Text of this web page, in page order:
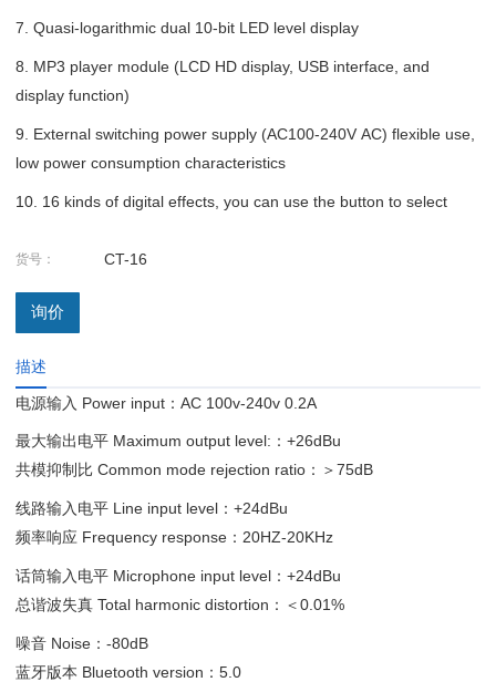
7. Quasi-logarithmic dual 10-bit LED level display
8. MP3 player module (LCD HD display, USB interface, and
display function)
9. External switching power supply (AC100-240V AC) flexible use,
low power consumption characteristics
10. 16 kinds of digital effects, you can use the button to select
货号： CT-16
询价
描述
电源输入 Power input ：AC 100v-240v 0.2A
最大输出电平 Maximum output level: ：+26dBu
共模抑制比Common mode rejection ratio ：＞75dB
线路输入电平 Line input level ：+24dBu
频率响应 Frequency response ：20HZ-20KHz
话筒输入电平 Microphone input level ：+24dBu
总谐波失真Total harmonic distortion ：＜0.01%
噪音 Noise ：-80dB
蓝牙版本 Bluetooth version ：5.0